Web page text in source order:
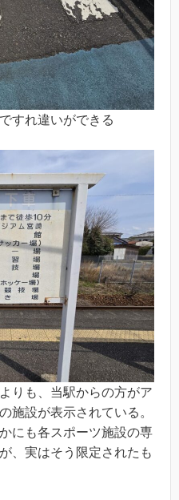
すれ違いができる
りも、当駅からの方がア
施設が表示されている。
にも各スポーツ施設の専
、実はそう限定されたも